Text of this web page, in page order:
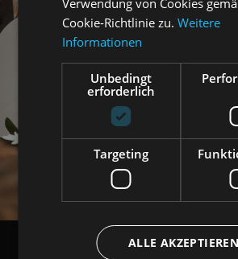
Verwendung von Cookies
Cookie-Richtlinie zu. Weitere
Informationen
Unbedingt
erforderlich
Targeting
ALLE AKZEPTIEREN